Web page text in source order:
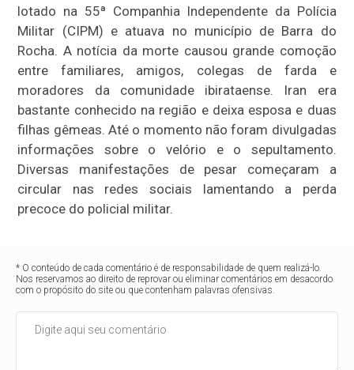
lotado na 55ª Companhia Independente da Polícia
Militar (CIPM) e atuava no município de Barra do
Rocha. A notícia da morte causou grande comoção
entre familiares, amigos, colegas de farda e
moradores da comunidade ibirataense. Iran era
bastante conhecido na região e deixa esposa e duas
filhas gêmeas. Até o momento não foram divulgadas
informações sobre o velório e o sepultamento.
Diversas manifestações de pesar começaram a
circular nas redes sociais lamentando a perda
precoce do policial militar.
* O conteúdo de cada comentário é de responsabilidade de quem realizá-lo.
Nos reservamos ao direito de reprovar ou eliminar comentários em desacordo
com o propósito do site ou que contenham palavras ofensivas.